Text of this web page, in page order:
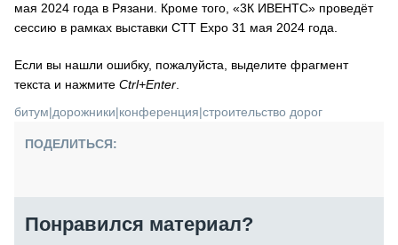
мая 2024 года в Рязани. Кроме того, «3К ИВЕНТС» проведёт
сессию в рамках выставки CTT Expo 31 мая 2024 года.
Если вы нашли ошибку, пожалуйста, выделите фрагмент
текста и нажмите Ctrl+Enter
битум|дорожники|конференция|строительство дорог
ПОДЕЛИТЬСЯ:
Понравился материал?